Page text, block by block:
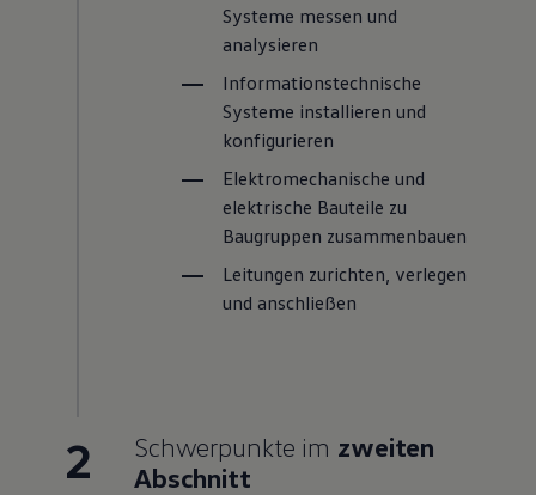
Systeme messen und
analysieren
Informationstechnische
Systeme installieren und
konfigurieren
Elektromechanische und
elektrische Bauteile zu
Baugruppen zusammenbauen
Leitungen zurichten, verlegen
und anschließen
2 Schwerpunkte im zweiten
Abschnitt